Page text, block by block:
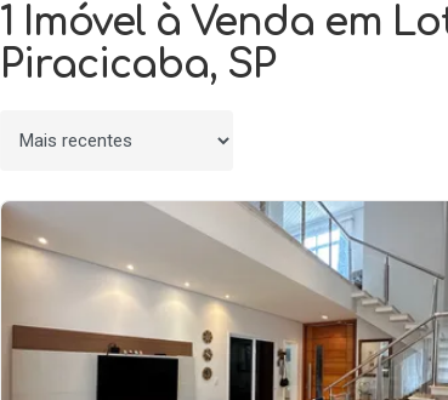
1 Imóvel à Venda em
Piracicaba, SP
Ordenar por